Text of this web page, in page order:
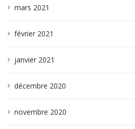
mars 2021
février 2021
janvier 2021
décembre 2020
novembre 2020